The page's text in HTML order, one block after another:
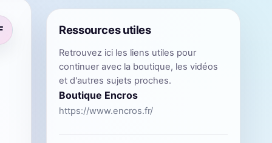
Ressources utiles
Retrouvez ici les liens utiles pour
continuer avec la boutique, les vidéos
et d'autres sujets proches.
Boutique Encros
https://www.encros.fr/